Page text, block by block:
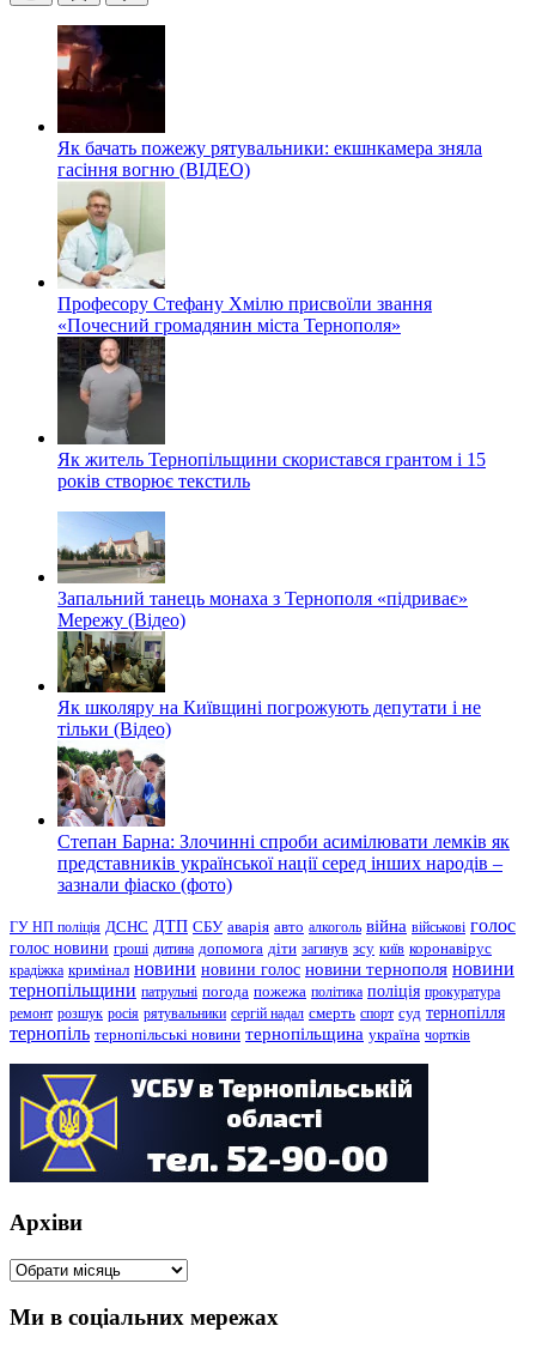
ОстанніПопулярні
Теги
Як бачать пожежу рятувальники: екшнкамера зняла
гасіння вогню (ВІДЕО)
Професору Стефану Хмілю присвоїли звання
«Почесний громадянин міста Тернополя»
Як житель Тернопільщини скористався грантом і 15
років створює текстиль
Запальний танець монаха з Тернополя «підриває»
Мережу (Відео)
Як школяру на Київщині погрожують депутати і не
тільки (Відео)
Степан Барна: Злочинні спроби асимілювати лемків як
представників української нації серед інших народів –
зазнали фіаско (фото)
ГУ НП поліція ДСНС ДТП СБУ аварія авто алкоголь війна військові голос
голос новини гроші дитина допомога діти загинув зсу київ коронавірус
крадіжка кримінал новини новини голос новини тернополя новини
тернопільщини патрульні погода пожежа політика поліція прокуратура
ремонт розшук росія рятувальники сергій надал смерть спорт суд тернопілля
тернопіль тернопільські новини тернопільщина україна чортків
Архіви
Архіви
Ми в соціальних мережах